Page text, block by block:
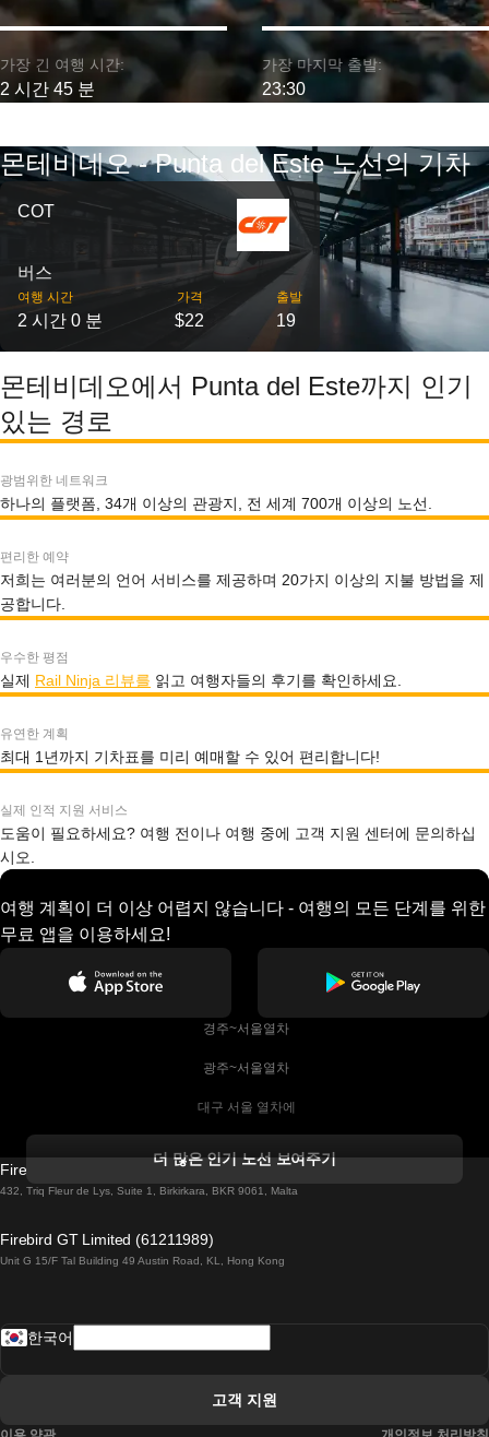
가장 긴 여행 시간:
2 시간 45 분
가장 마지막 출발:
23:30
몬테비데오 - Punta del Este 노선의 기차
COT
버스
여행 시간
2 시간 0 분
가격
$22
출발
19
몬테비데오에서 Punta del Este까지 인기
있는 경로
광범위한 네트워크
하나의 플랫폼, 34개 이상의 관광지, 전 세계 700개 이상의 노선.
편리한 예약
저희는 여러분의 언어 서비스를 제공하며 20가지 이상의 지불 방법을 제
공합니다.
우수한 평점
실제 Rail Ninja 리뷰를 읽고 여행자들의 후기를 확인하세요.
유연한 계획
최대 1년까지 기차표를 미리 예매할 수 있어 편리합니다!
실제 인적 지원 서비스
도움이 필요하세요? 여행 전이나 여행 중에 고객 지원 센터에 문의하십
시오.
여행 계획이 더 이상 어렵지 않습니다 - 여행의 모든 단계를 위한
무료 앱을 이용하세요!
경주~서울열차
광주~서울열차
대구 서울 열차에
더블린에서 골웨이 열차
로마에서 나폴리 열차
더 많은 인기 노선 보여주기
Firebird GT Limited (OC 1451)
432, Triq Fleur de Lys, Suite 1, Birkirkara, BKR 9061, Malta
Firebird GT Limited (61211989)
Unit G 15/F Tal Building 49 Austin Road, KL, Hong Kong
한국어
고객 지원